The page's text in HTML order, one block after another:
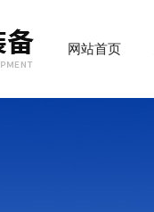
网站首页